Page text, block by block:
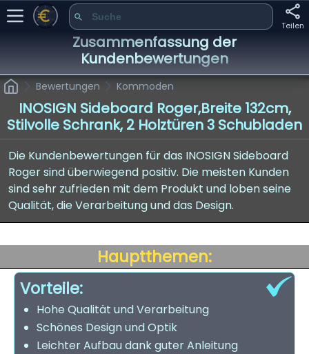
Teilen
Zusammenfassung der
Kundenbewertungen
Bewertungen Kommoden
INOSIGN Sideboard Roger,Breite 132cm,
Stilvolle Schrank, 2 Holztüren 3 Schubladen
Die Kundenbewertungen für das INOSIGN Sideboard
Roger sind überwiegend positiv. Die meisten Kunden
sind sehr zufrieden mit dem Produkt und loben seine
Qualität, die Verarbeitung und das Design.
Hauptthemen:
Vorteile:
Hohe Qualität und Verarbeitung
Schönes Design und Optik
Leichter Aufbau dank guter Anleitung